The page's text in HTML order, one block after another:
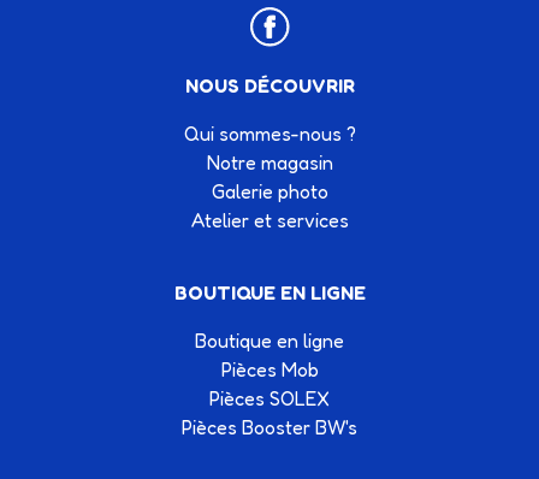
NOUS DÉCOUVRIR
Qui sommes-nous ?
Notre magasin
Galerie photo
Atelier et services
BOUTIQUE EN LIGNE
Boutique en ligne
Pièces Mob
Pièces SOLEX
Pièces Booster BW's